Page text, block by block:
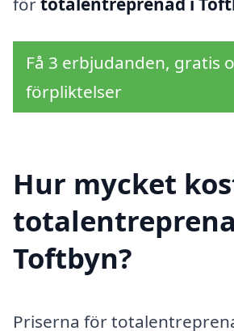
Få 3 erbjudanden, gratis
förpliktelser
Hur mycket
Toftbyn?
Priserna för